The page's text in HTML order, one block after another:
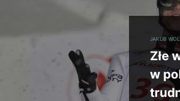
w polskiej kadrze miały trudności z
JAKUB
Złe
w